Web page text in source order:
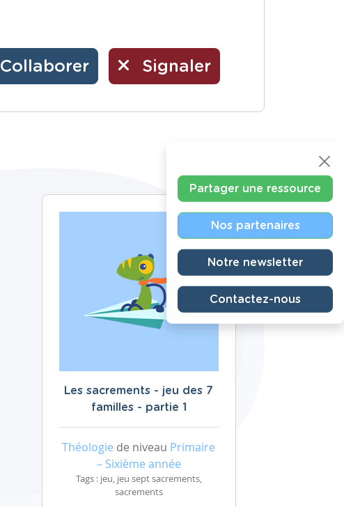
Collaborer Signaler
Les sacrements - jeu des 7
familles - partie 1
Théologie de niveau Primaire
– Sixième année
Tags : jeu, jeu sept sacrements,
sacrements
Partager une ressource
Nos partenaires
Notre newsletter
Contactez-nous